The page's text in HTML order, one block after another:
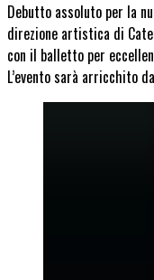
Debutto assoluto per la
direzione artistica di
con il balletto per
L’evento sarà arricchito